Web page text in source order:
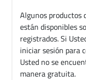
Algunos productos
están disponibles
registrados. Si
iniciar sesión para
Usted no se
manera gratuita.